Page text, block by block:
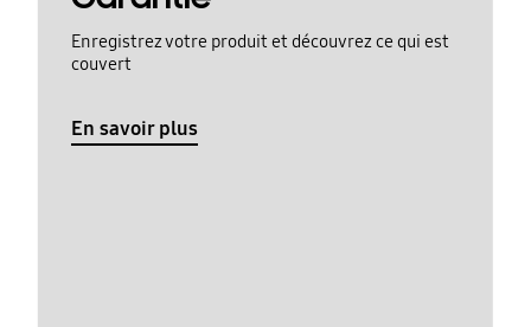
Enregistrez votre produit et découvrez ce qui est
couvert
En savoir plus